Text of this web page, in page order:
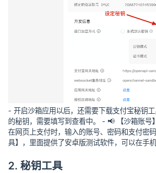
- 开启沙箱应用以后，还需要下载支付宝秘钥
的秘钥，需要填写到查看中。 - 📢 【沙箱账号
在网页上支付时，输入的账号、密码和支付密
具】，里面提供了安卓版测试软件，可以在手机
2. 秘钥工具